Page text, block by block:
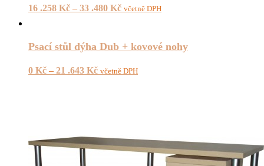
16 .258 Kč – 33 .480 Kč včetně DPH
Psací stůl dýha Dub + kovové nohy
0 Kč – 21 .643 Kč včetně DPH